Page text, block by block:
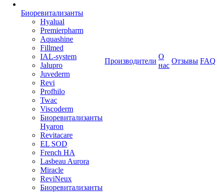
Биоревитализанты
Hyalual
Premierpharm
Aquashine
Fillmed
IAL-system
Jalupro
Juvederm
Revi
Profhilo
Twac
Viscoderm
Биоревитализанты
Hyaron
Revitacare
EL SOD
French HA
Lasbeau Aurora
Miracle
ReviNeux
Биоревитализанты
Производители
О
нас
Отзывы FAQ